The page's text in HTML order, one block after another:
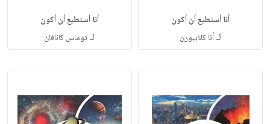
أنا أستطيع أن أكون
لـأنا كلايبورن
أنا أستطيع أن أكون
لـتوماس كانافان